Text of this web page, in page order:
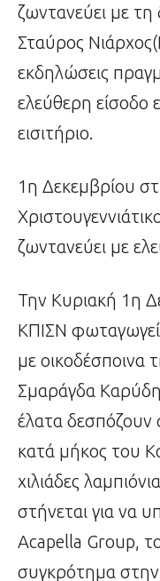
ζωντανεύει με
Σταύρος
εκδηλώσεις
ελεύθερη είσοδο
εισιτήριο.
1η Δεκεμβρίου
ζωντανεύει με
Την Κυριακή 1η
ΚΠΙΣΝ
με οικοδέσποινα
Σμαράγδα
έλατα δεσπόζουν
κατά μήκος του
χιλιάδες
στήνεται για να
Acapella Group,
συγκρότημα στην